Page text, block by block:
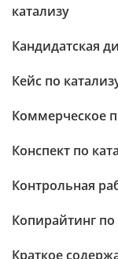
катализу
Кандидатская
Кейс по
Коммерческое
Конспект по
Контрольная
Копирайтинг по
Краткое